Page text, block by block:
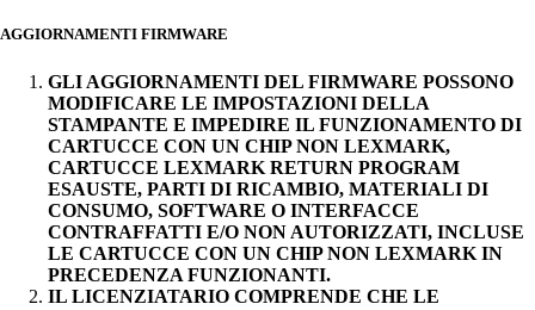
AGGIORNAMENTI FIRMWARE
GLI AGGIORNAMENTI DEL FIRMWARE POSSONO
MODIFICARE LE IMPOSTAZIONI DELLA
STAMPANTE E IMPEDIRE IL FUNZIONAMENTO DI
CARTUCCE CON UN CHIP NON LEXMARK,
CARTUCCE LEXMARK RETURN PROGRAM
ESAUSTE, PARTI DI RICAMBIO, MATERIALI DI
CONSUMO, SOFTWARE O INTERFACCE
CONTRAFFATTI E/O NON AUTORIZZATI, INCLUSE
LE CARTUCCE CON UN CHIP NON LEXMARK IN
PRECEDENZA FUNZIONANTI.
IL LICENZIATARIO COMPRENDE CHE LE